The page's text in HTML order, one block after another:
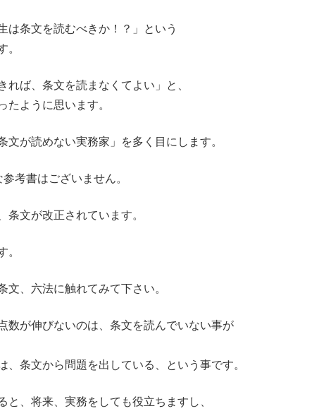
は条文を読むべきか！？」という
ば、条文を読まなくてよい」と、
ように思います。
が読めない実務家」を多く目にします。
考書はございません。
文が改正されています。
、六法に触れてみて下さい。
数が伸びないのは、条文を読んでいない事が
条文から問題を出している、という事です。
、将来、実務をしても役立ちますし、